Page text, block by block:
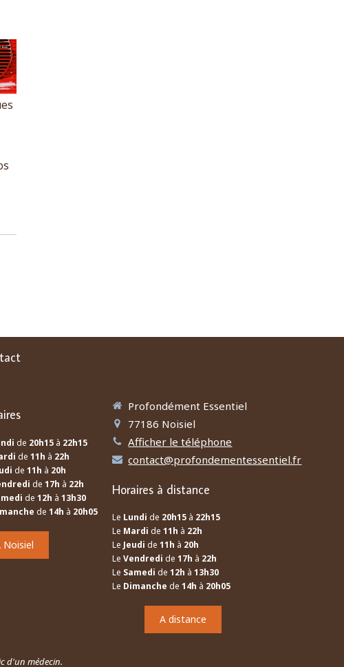
de 20h15 à 22h15
de11h à 22h
de11h à 20h
de17h à 22h
de12h à13h30
de14h à 20h05
Noisiel
Profondément Essentiel
77186 Noisiel
Afficher le téléphone
contact@profondementessentiel.fr
Horaires à distance
Le Lundi de 20h15 à 22h15
Le Mardi de11h à 22h
Le Jeudi de11h à 20h
LeVendredi de17h à 22h
Le Samedi de12h à13h30
Le Dimanche de14h à 20h05
A distance
d'un médecin.